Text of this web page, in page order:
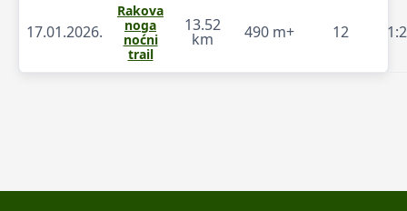
17.01.2026.
Rakova
noga
noćni
trail
13.52
km 490 m+ 12